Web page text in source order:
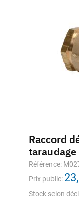
Raccord
taraudage
Référence:
Prix public:
Stock selon